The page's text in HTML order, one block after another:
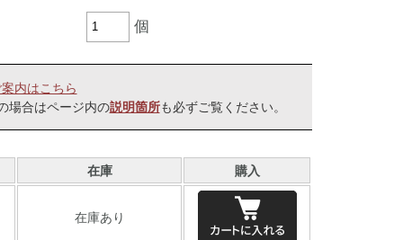
個
内はこちら
場合はページ内の説明箇所も必ずご覧ください。
在庫 購入
在庫あり